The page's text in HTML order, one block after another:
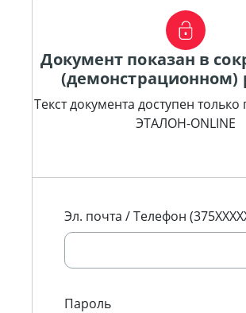
Документ показан в
Текст документа доступен
ЭТАЛОН-ONLINE
Эл. почта / Телефон
Пароль